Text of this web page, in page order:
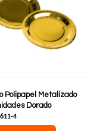
Polipapel Metalizado
Dorado
4